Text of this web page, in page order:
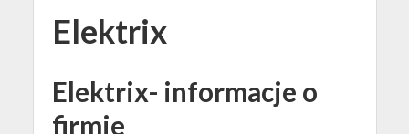
Elektrix
Elektrix- informacje o
firmie